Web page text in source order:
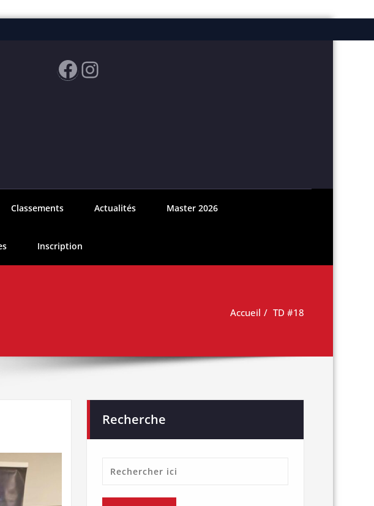
Facebook
Instagram
Classements Actualités Master 2026
Inscription
Accueil TD #18
Recherche